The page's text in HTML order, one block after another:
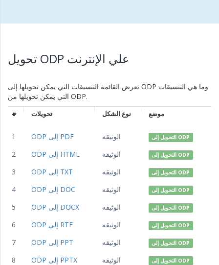
تحويل ODP علي الإنترنت
تعرض القائمة التنسيقات التي يمكن تحويلها إلى ODP وما هي التنسيقات
التي يمكن تحويلها من ODP.
# تحويلات نوع الشكل موضع
1 ODP إلى PDF الوثيقه التحويل إلى ODP
2 ODP إلى HTML الوثيقه التحويل إلى ODP
3 ODP إلى TXT الوثيقه التحويل إلى ODP
4 ODP إلى DOC الوثيقه التحويل إلى ODP
5 ODP إلى DOCX الوثيقه التحويل إلى ODP
6 ODP إلى RTF الوثيقه التحويل إلى ODP
7 ODP إلى PPT الوثيقه التحويل إلى ODP
8 ODP إلى PPTX الوثيقه التحويل إلى ODP